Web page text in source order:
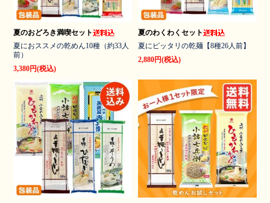
夏のおどろき満喫セット
夏におススメの乾めん10種（約33人
前）
3,380円(税込)
夏のわくわくセット
夏にピッタリの乾麺【8種26人前】
2,880円(税込)